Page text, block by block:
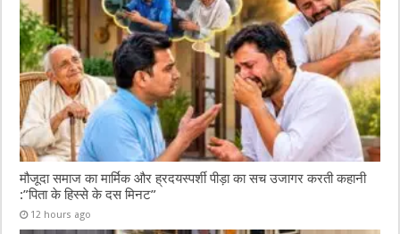
मौजूदा समाज का मार्मिक और ह्रदयस्पर्शी पीड़ा का सच उजागर करती कहानी
:”पिता के हिस्से के दस मिनट”
12 hours ago